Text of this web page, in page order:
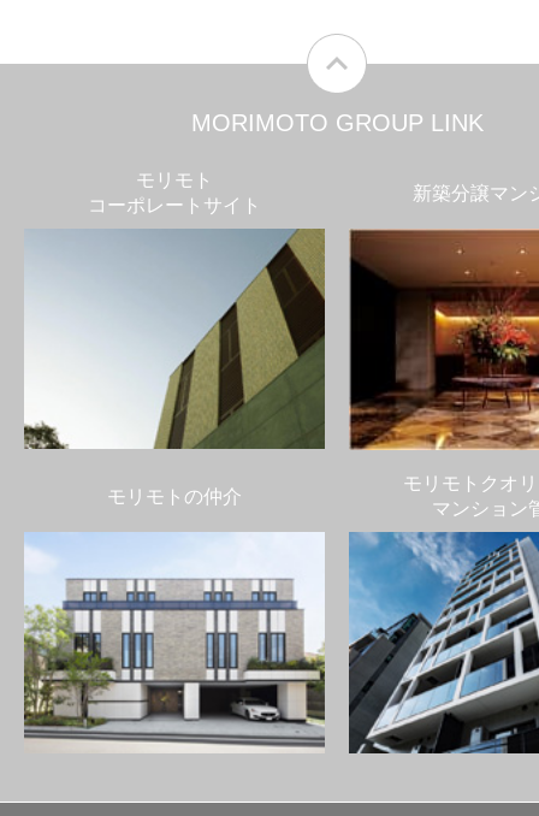
MORIMOTO GROUP LINK
モリモト
コーポレートサイト
新築分譲マン
モリモトの仲介
モリモトクオ
マンション